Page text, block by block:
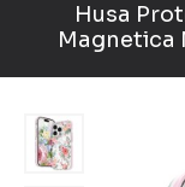
Husa
Magnetica